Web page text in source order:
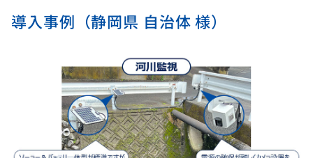
導入事例（静岡県 自治体 様）